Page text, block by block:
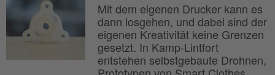
Mit dem eigenen Drucker kann es
dann losgehen, und dabei sind der
eigenen Kreativität keine Grenzen
gesetzt. In Kamp-Lintfort
entstehen selbstgebaute Drohnen,